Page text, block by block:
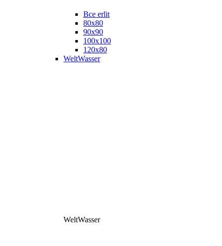
Все erlit
80x80
90x90
100x100
120x80
WeltWasser
WeltWasser